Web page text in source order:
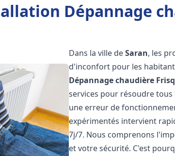
Dépannage
Dans la ville deSaran, les
d'inconfort pour les
Dépannage chaudière
services pour résoudre tous
une erreur de
expérimentés intervient
7j/7. Nous comprenons
et votre sécurité. C'est